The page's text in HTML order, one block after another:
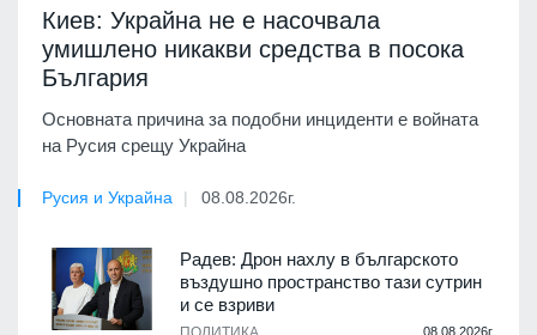
Киев: Украйна не е насочвала
умишлено никакви средства в посока
България
Основната причина за подобни инциденти е войната
на Русия срещу Украйна
Русия и Украйна 08.08.2026г.
Радев: Дрон нахлу в българското
въздушно пространство тази сутрин
и се взриви
08.08.2026г.